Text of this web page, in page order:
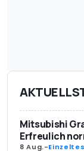
Mitsubishi
Erfreulich
8 Aug.-